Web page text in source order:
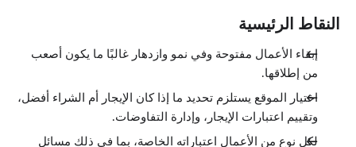
مصطلحات المحاسبة
هل لديك شكوك حول قدرتك على تتبع الدخل والتكاليف؟
4:10
الضرائب
نظرة عامة
0:12
3:08
النقاط الرئيسية
إبقاء الأعمال مفتوحة وفي نمو وازدهار غالبًا ما يكون أصعب
من إطلاقها.
اختيار الموقع يستلزم تحديد ما إذا كان الإيجار أم الشراء أفضل،
وتقييم اعتبارات الإيجار، وإدارة التفاوضات.
لكل نوع من الأعمال اعتباراته الخاصة، بما في ذلك مسائل